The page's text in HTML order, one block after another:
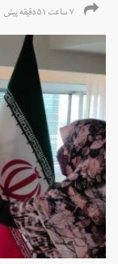
۷ ساعت ۵۱ دقیقه پیش